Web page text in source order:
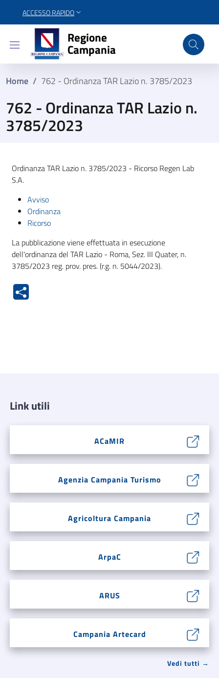
ACCESSO RAPIDO
Regione Campania
Regione
Campania
Home / 762 - Ordinanza TAR Lazio n. 3785/2023
762 - Ordinanza TAR Lazio n.
3785/2023
Ordinanza TAR Lazio n. 3785/2023 - Ricorso Regen Lab
S.A.
Avviso
Ordinanza
Ricorso
La pubblicazione viene effettuata in esecuzione
dell'ordinanza del TAR Lazio - Roma, Sez. III Quater, n.
3785/2023 reg. prov. pres. (r.g. n. 5044/2023).
Link utili
ACaMIR
Agenzia Campania Turismo
Agricoltura Campania
ArpaC
ARUS
Campania Artecard
Vedi tutti →